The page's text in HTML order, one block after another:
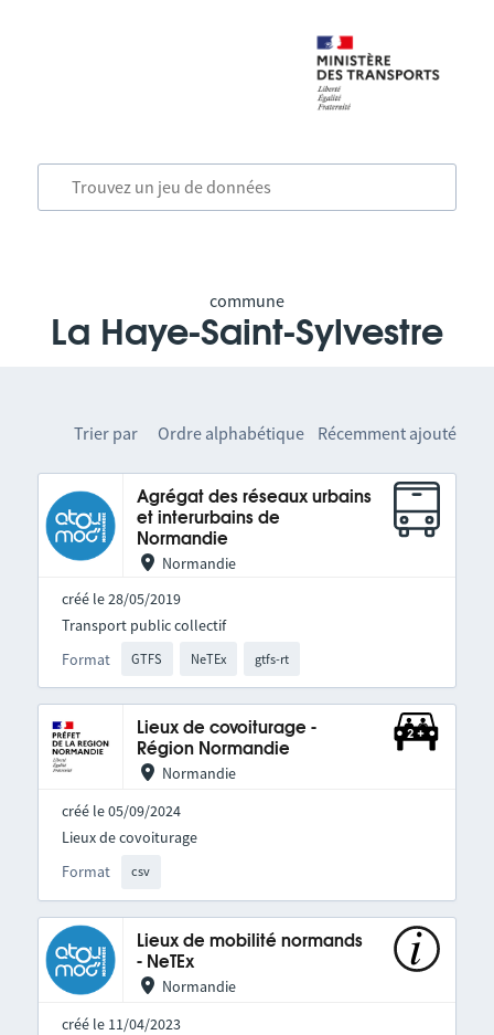
commune
La Haye-Saint-Sylvestre
Trier par Ordre alphabétique Récemment ajouté
Agrégat des réseaux urbains
et interurbains de
Normandie
Normandie
créé le 28/05/2019
Format GTFS NeTEx gtfs-rt
Transport public collectif
Lieux de covoiturage -
Région Normandie
Normandie
créé le 05/09/2024
Format csv
Lieux de covoiturage
Lieux de mobilité normands
- NeTEx
Normandie
créé le 11/04/2023